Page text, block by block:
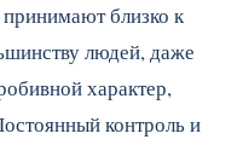
близко к
людей, даже
характер,
контроль и